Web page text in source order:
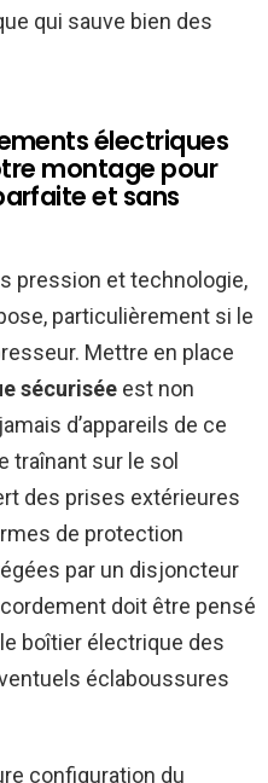
qui sauve bien des
électriques
montage pour
et sans
pression et technologie,
particulièrement si le
Mettre en place
sécurisée est non
d’appareils de ce
traînant sur le sol
des prises extérieures
de protection
par un disjoncteur
doit être pensé
boîtier électrique des
éclaboussures
configuration du